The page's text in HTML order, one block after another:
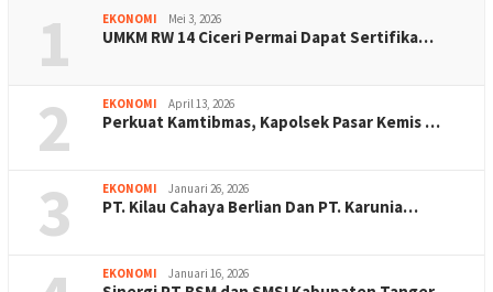
1 EKONOMI Mei 3, 2026
UMKM RW 14 Ciceri Permai Dapat Sertifika…
2 EKONOMI April 13, 2026
Perkuat Kamtibmas, Kapolsek Pasar Kemis …
3 EKONOMI Januari 26, 2026
PT. Kilau Cahaya Berlian Dan PT. Karunia…
EKONOMI Januari 16, 2026